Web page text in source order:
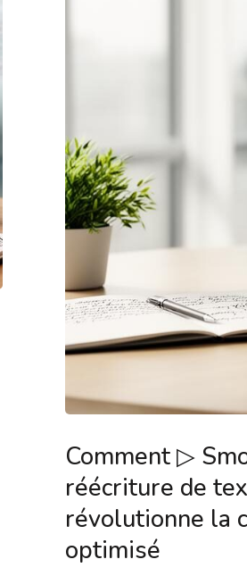
Comment ▷
réécriture de
révolutionne la
optimisé